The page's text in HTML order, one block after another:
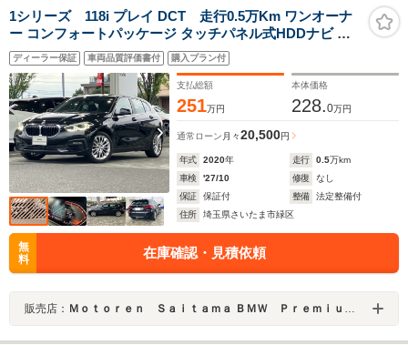
1シリーズ 118i プレイ DCT 走行0.5万Km ワンオーナ
ー コンフォートパッケージ タッチパネル式HDDナビ バ
ックカメラ ACC 電動リアゲート 2.0ETCミラー LEDヘッ
ドライト ドライビングアシスト
ディーラー保証 車両品質評価書付 購入プラン付
支払総額
251万円
本体価格
228.0万円
通常ローン 月々20,500円
年式 2020年 走行 0.5万km
車検
'27/10 修復
なし
保証
保証付 整備
法定整備付
住所
埼玉県さいたま市緑区
無
料
在庫確認・見積依頼
販売店： Ｍｏｔｏｒｅｎ Ｓａｉｔａｍａ ＢＭＷ Ｐｒｅｍｉｕｍ Ｓｅｌｅｃｔｉｏｎ 浦和美園